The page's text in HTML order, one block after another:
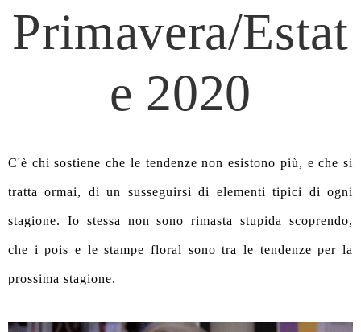
Primavera/Estat
e 2020
C'è chi sostiene che le tendenze non esistono più, e che si
tratta ormai, di un susseguirsi di elementi tipici di ogni
stagione. Io stessa non sono rimasta stupida scoprendo,
che i pois e le stampe floral sono tra le tendenze per la
prossima stagione.